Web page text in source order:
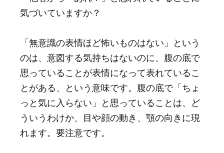
気づいていますか？
「無意識の表情ほど怖いものはない」という
のは、意図する気持ちはないのに、腹の底で
思っていることが表情になって表れているこ
とがある、という意味です。腹の底で「ちょ
っと気に入らない」と思っていることは、ど
ういうわけか、目や顔の動き、顎の向きに現
れます。要注意です。